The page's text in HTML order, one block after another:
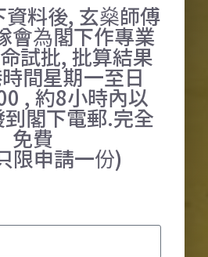
資料後, 玄燊師傅
會為閣下作專業
試批, 批算結果
間星期一至日
, 約8小時內以
閣下電郵.完全
免費
限申請一份)